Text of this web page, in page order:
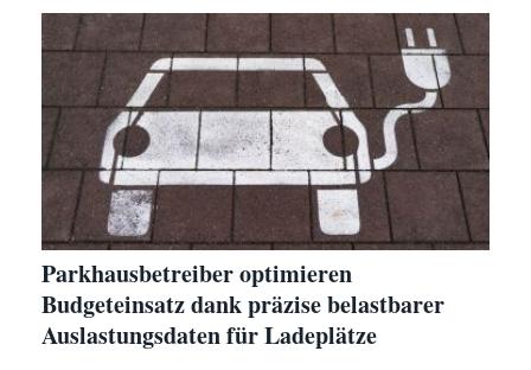
Parkhausbetreiber optimieren
Budgeteinsatz dank präzise belastbarer
Auslastungsdaten für Ladeplätze